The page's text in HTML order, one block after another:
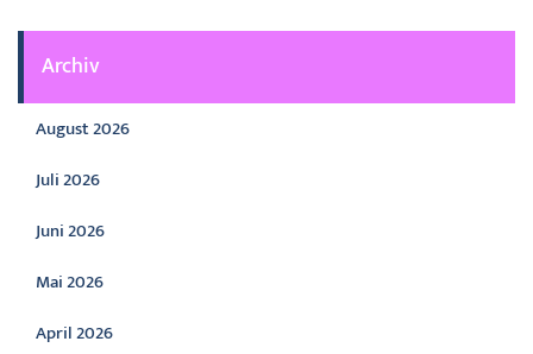
Archiv
August 2026
Juli 2026
Juni 2026
Mai 2026
April 2026